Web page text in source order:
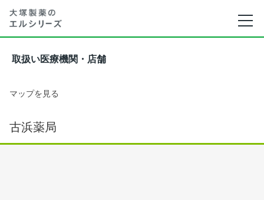
取扱い医療機関・店舗
マップを見る
古浜薬局